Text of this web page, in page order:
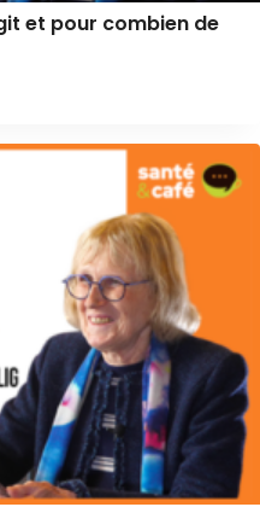
et pour combien de